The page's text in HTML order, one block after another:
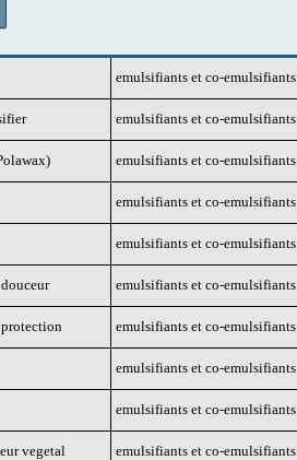
emulsifiants et co-emulsifiants
emulsifiants et co-emulsifiants
emulsifiants et co-emulsifiants
emulsifiants et co-emulsifiants
emulsifiants et co-emulsifiants
emulsifiants et co-emulsifiants
emulsifiants et co-emulsifiants
emulsifiants et co-emulsifiants
emulsifiants et co-emulsifiants
vegetal emulsifiants et co-emulsifiants